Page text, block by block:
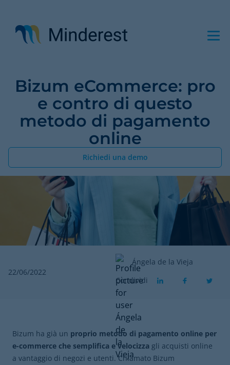
contenuto
principale
Bizum eCommerce: pro
e contro di questo
metodo di pagamento
online
Richiedi una demo
22/06/2022
Ángela de la Vieja
Condividi
Bizum ha già un proprio metodo di pagamento online per
e-commerce che semplifica e velocizza gli acquisti online
a vantaggio di negozi e utenti. Chiamato Bizum